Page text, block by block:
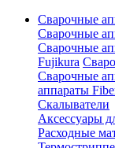
Сварочные
Сварочные
Сварочные
Fujikura
Сварочные
аппараты
Скалыватели
Аксессуары
Расходные